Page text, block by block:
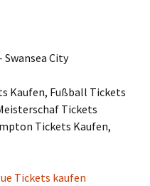
City
Kaufen, Fußball Tickets
Tickets
Tickets Kaufen,
Tickets kaufen